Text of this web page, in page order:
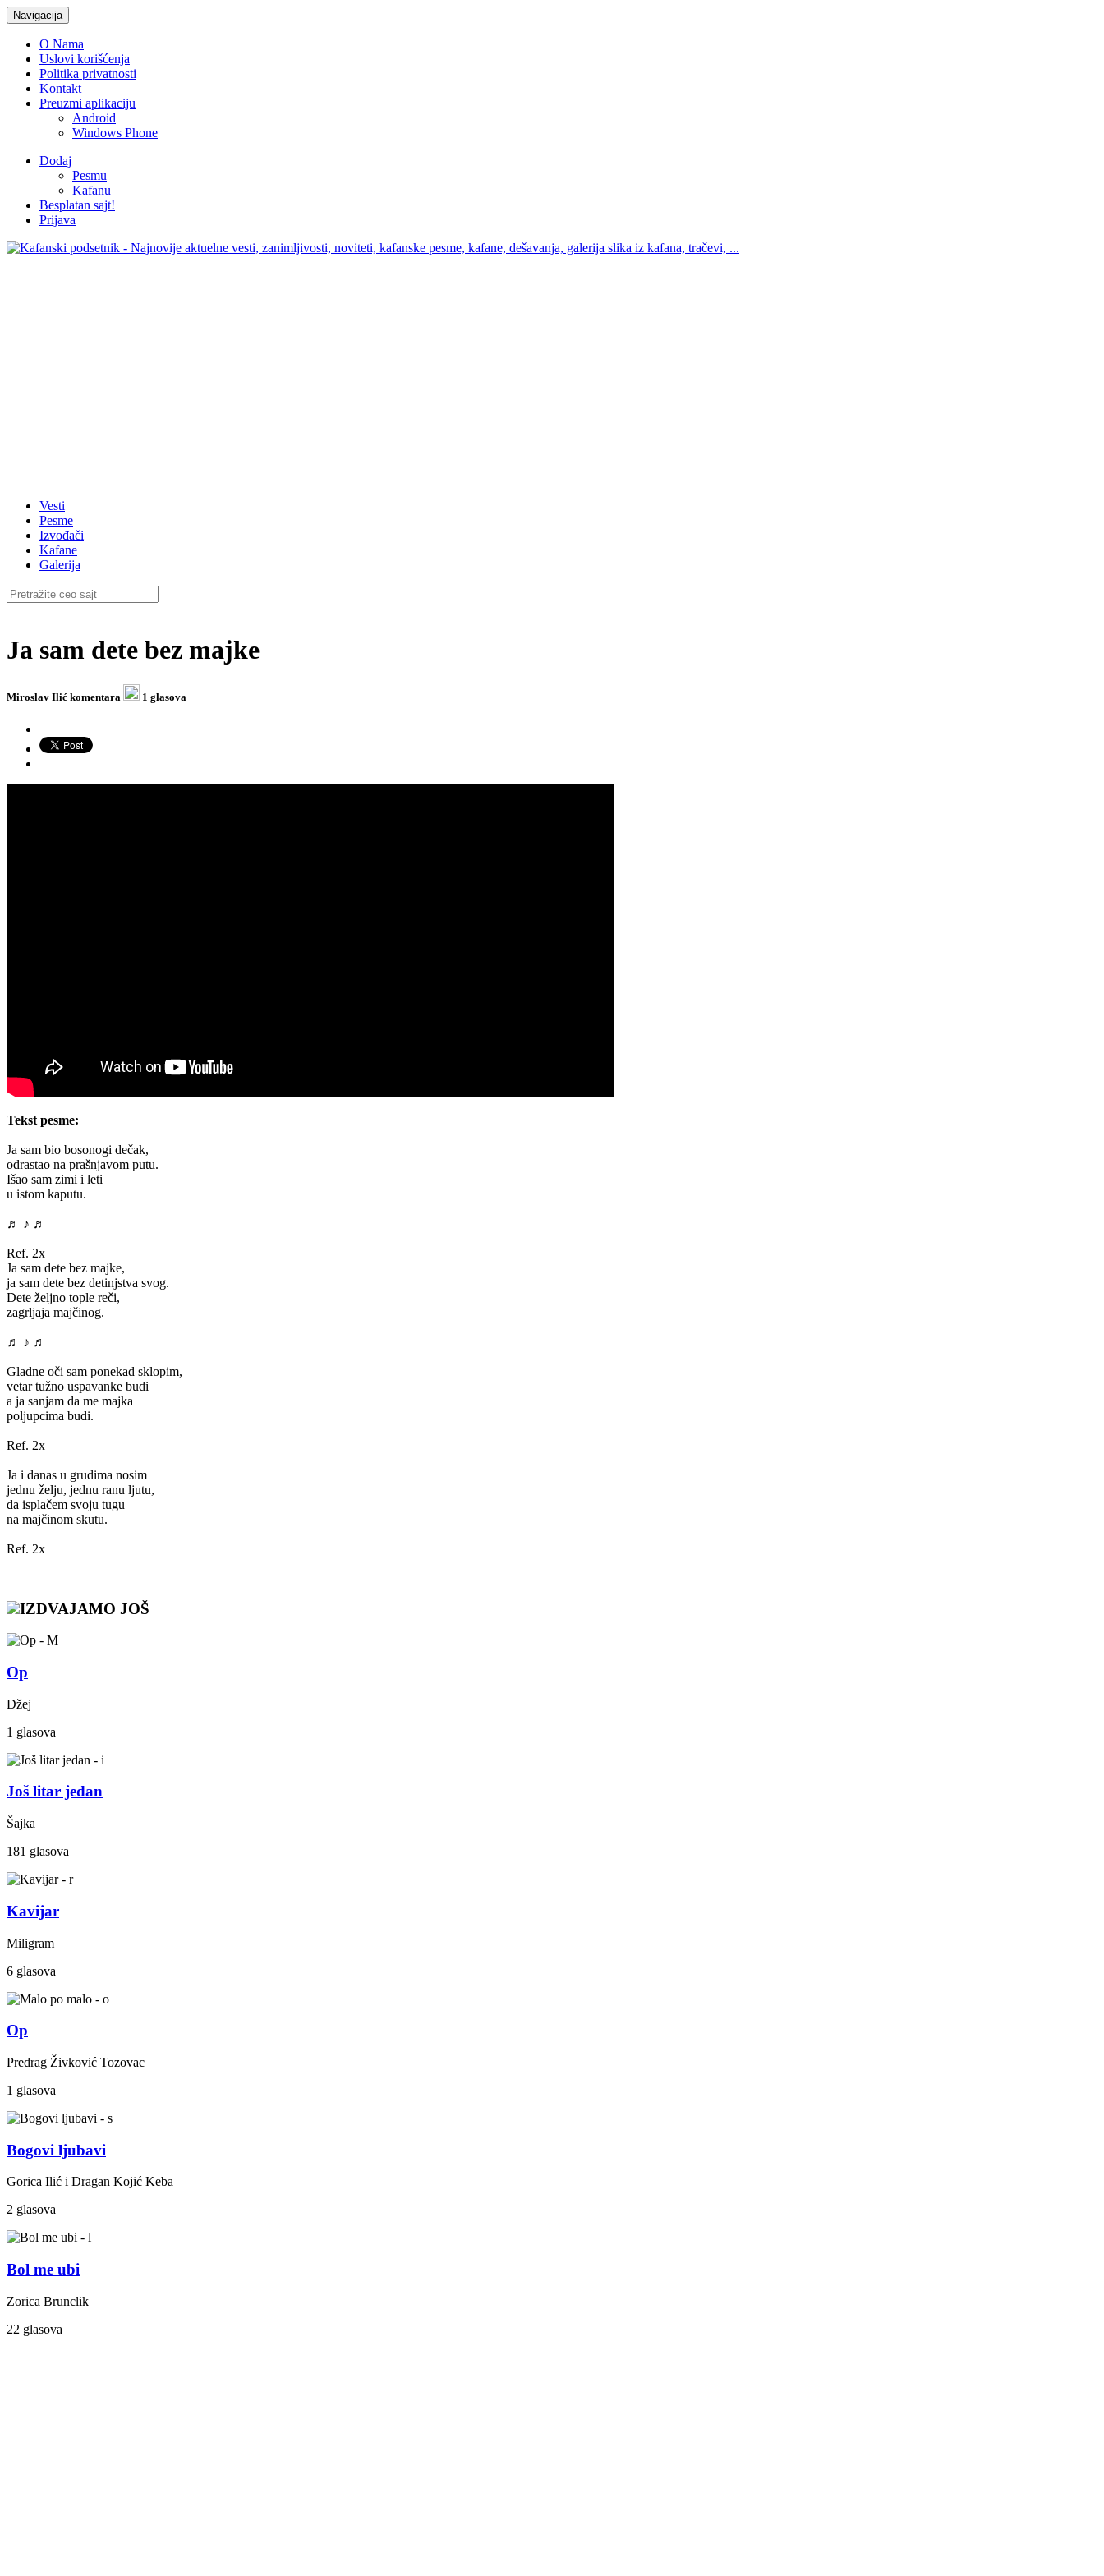
Navigacija
O Nama
Uslovi korišćenja
Politika privatnosti
Kontakt
Preuzmi aplikaciju
Android
Windows Phone
Dodaj
Pesmu
Kafanu
Besplatan sajt!
Prijava
Vesti
Pesme
Izvođači
Kafane
Galerija
Ja sam dete bez majke
Miroslav Ilić komentara 1 glasova
Tekst pesme:
Ja sam bio bosonogi dečak,
odrastao na prašnjavom putu.
Išao sam zimi i leti
u istom kaputu.
♬ ♪ ♬
Ref. 2x
Ja sam dete bez majke,
ja sam dete bez detinjstva svog.
Dete željno tople reči,
zagrljaja majčinog.
♬ ♪ ♬
Gladne oči sam ponekad sklopim,
vetar tužno uspavanke budi
a ja sanjam da me majka
poljupcima budi.
Ref. 2x
Ja i danas u grudima nosim
jednu želju, jednu ranu ljutu,
da isplačem svoju tugu
na majčinom skutu.
Ref. 2x
IZDVAJAMO JOŠ
Op
Džej
1 glasova
Još litar jedan
Šajka
181 glasova
Kavijar
Miligram
6 glasova
Op
Predrag Živković Tozovac
1 glasova
Bogovi ljubavi
Gorica Ilić i Dragan Kojić Keba
2 glasova
Bol me ubi
Zorica Brunclik
22 glasova